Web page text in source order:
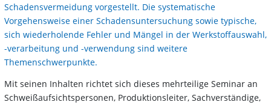
Schadensvermeidung vorgestellt. Die systematische
Vorgehensweise einer Schadensuntersuchung sowie typische,
sich wiederholende Fehler und Mängel in der Werkstoffauswahl,
-verarbeitung und -verwendung sind weitere
Themenschwerpunkte.
Mit seinen Inhalten richtet sich dieses mehrteilige Seminar an
Schweißaufsichtspersonen, Produktionsleiter, Sachverständige,